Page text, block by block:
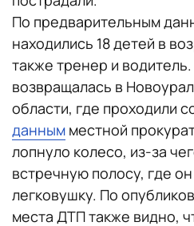
По предварительным
находились 18 детей в
также тренер и
возвращалась в
области, где проходили
данным местной
лопнуло колесо, из-за
встречную полосу, где
легковушку. По
места ДТП также видно,